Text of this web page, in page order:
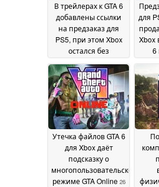
В трейлерах к GTA 6
добавлены ссылки
на предзаказ для
PS5, при этом Xbox
остался без
оспаривает данные
о разрыве в
продажах29 June 2026
для
Xbox
6
Утечка файлов GTA 6
для Xbox даёт
подсказку о
многопользовательском
режиме GTA Online 26